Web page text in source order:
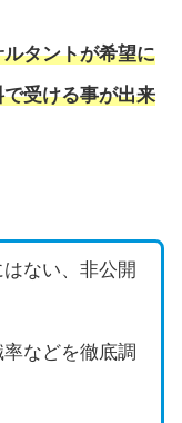
タントが希望に
受ける事が出来
ない、非公開
などを徹底調